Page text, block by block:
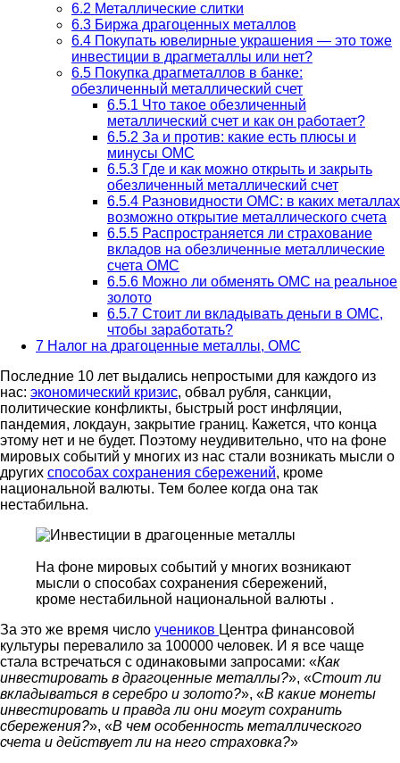
6.2 Металлические слитки
6.3 Биржа драгоценных металлов
6.4 Покупать ювелирные украшения — это тоже
инвестиции в драгметаллы или нет?
6.5 Покупка драгметаллов в банке:
обезличенный металлический счет
6.5.1 Что такое обезличенный
металлический счет и как он работает?
6.5.2 За и против: какие есть плюсы и
минусы ОМС
6.5.3 Где и как можно открыть и закрыть
обезличенный металлический счет
6.5.4 Разновидности ОМС: в каких металлах
возможно открытие металлического счета
6.5.5 Распространяется ли страхование
вкладов на обезличенные металлические
счета ОМС
6.5.6 Можно ли обменять ОМС на реальное
золото
6.5.7 Стоит ли вкладывать деньги в ОМС,
чтобы заработать?
7 Налог на драгоценные металлы, ОМС
Последние 10 лет выдались непростыми для каждого из
нас: экономический кризис, обвал рубля, санкции,
политические конфликты, быстрый рост инфляции,
пандемия, локдаун, закрытие границ. Кажется, что конца
этому нет и не будет. Поэтому неудивительно, что на фоне
мировых событий у многих из нас стали возникать мысли о
других способах сохранения сбережений, кроме
национальной валюты. Тем более когда она так
нестабильна.
На фоне мировых событий у многих возникают
мысли о способах сохранения сбережений,
кроме нестабильной национальной валюты .
За это же время число учеников Центра финансовой
культуры перевалило за 100000 человек. И я все чаще
стала встречаться с одинаковыми запросами: «Как
инвестировать в драгоценные металлы?», «Стоит ли
вкладываться в серебро и золото?», «В какие монеты
инвестировать и правда ли они могут сохранить
сбережения?», «В чем особенность металлического
счета и действует ли на него страховка?»